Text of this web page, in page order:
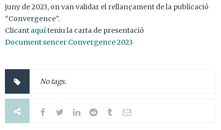
juny de 2023, on van validar el rellançament de la publicació
“Convergence”.
Clicant aquíteniu la carta de presentació
Document sencer Convergence 2023
No tags.